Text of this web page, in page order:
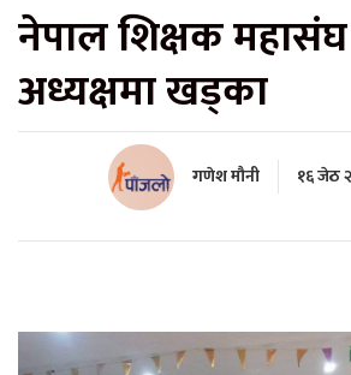
नेपाल शिक्षक
अध्यक्षमा खड्का
गणेश मौनी १६ जेठ